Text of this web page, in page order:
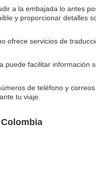
a la embajada lo antes
y proporcionar detalles
ofrece servicios de
puede facilitar información
de teléfono y
tu viaje.